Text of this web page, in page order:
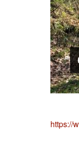
https://